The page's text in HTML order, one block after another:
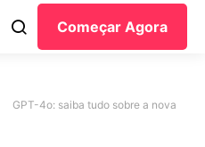
Começar Agora
GPT-4o: saiba tudo sobre a nova